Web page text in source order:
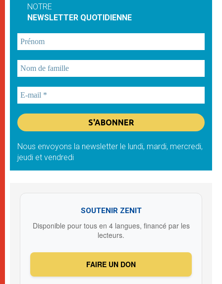
NOTRE
NEWSLETTER QUOTIDIENNE
Nous envoyons la newsletter le lundi, mardi, mercredi,
jeudi et vendredi
SOUTENIR ZENIT
Disponible pour tous en 4 langues, financé par les
lecteurs.
FAIRE UN DON